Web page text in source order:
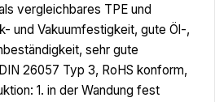
vergleichbares TPE und
und Vakuumfestigkeit, gute Öl-,
sehr gute
26057 Typ 3, RoHS konform,
1. in der Wandung fest